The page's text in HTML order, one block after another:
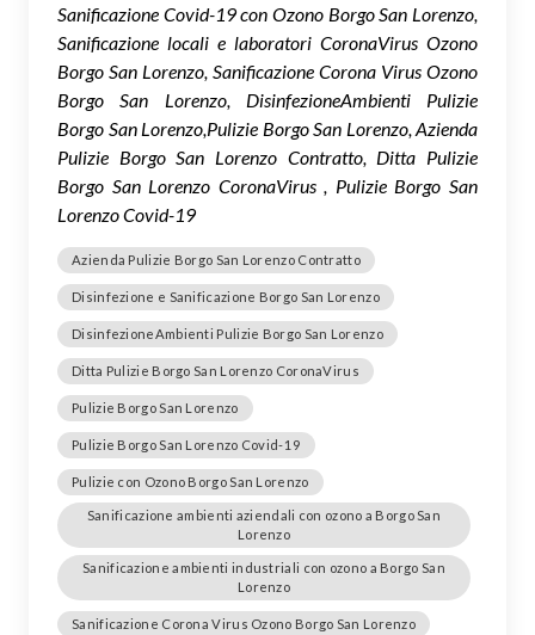
Sanificazione Covid-19 con Ozono Borgo San Lorenzo,
Sanificazione locali e laboratori CoronaVirus Ozono
Borgo San Lorenzo, Sanificazione Corona Virus Ozono
Borgo San Lorenzo, DisinfezioneAmbienti Pulizie
Borgo San Lorenzo,Pulizie Borgo San Lorenzo, Azienda
Pulizie Borgo San Lorenzo Contratto, Ditta Pulizie
Borgo San Lorenzo CoronaVirus , Pulizie Borgo San
Lorenzo Covid-19
Azienda Pulizie Borgo San Lorenzo Contratto
Disinfezione e Sanificazione Borgo San Lorenzo
DisinfezioneAmbienti Pulizie Borgo San Lorenzo
Ditta Pulizie Borgo San Lorenzo CoronaVirus
Pulizie Borgo San Lorenzo
Pulizie Borgo San Lorenzo Covid-19
Pulizie con Ozono Borgo San Lorenzo
Sanificazione ambienti aziendali con ozono a Borgo San
Lorenzo
Sanificazione ambienti industriali con ozono a Borgo San
Lorenzo
Sanificazione Corona Virus Ozono Borgo San Lorenzo